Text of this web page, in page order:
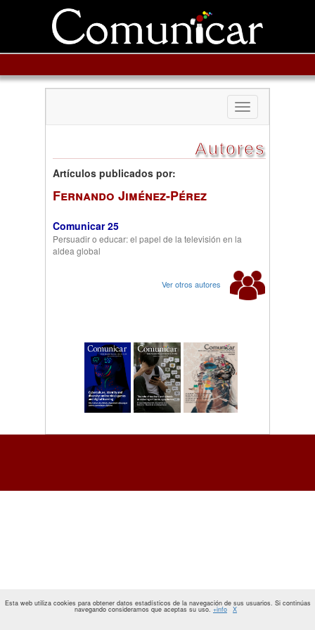
Toggle
navigation
Autores
Artículos publicados por:
Fernando Jiménez-Pérez
Comunicar 25
Persuadir o educar: el papel de la televisión en la
aldea global
Ver otros autores
Esta web utiliza cookies para obtener datos estadísticos de la navegación de sus usuarios. Si continúas
navegando consideramos que aceptas su uso. +info X